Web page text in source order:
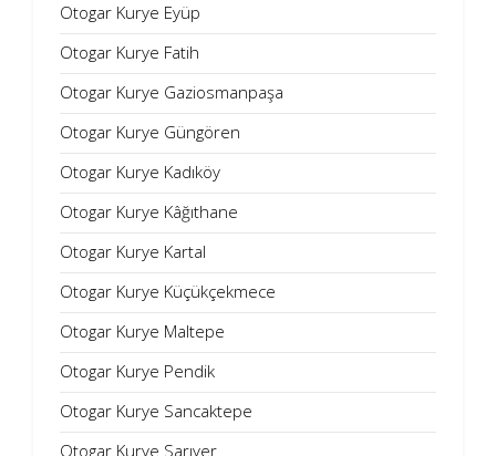
Otogar Kurye Eyüp
Otogar Kurye Fatih
Otogar Kurye Gaziosmanpaşa
Otogar Kurye Güngören
Otogar Kurye Kadıköy
Otogar Kurye Kâğıthane
Otogar Kurye Kartal
Otogar Kurye Küçükçekmece
Otogar Kurye Maltepe
Otogar Kurye Pendik
Otogar Kurye Sancaktepe
Otogar Kurye Sarıyer